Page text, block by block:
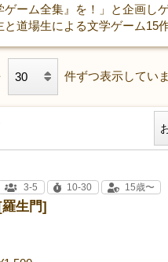
ーム全集』を！」と企画し
道場生による文学ゲーム15作
件ずつ表示してい
[羅生門]
3-5 10-30 15歳〜